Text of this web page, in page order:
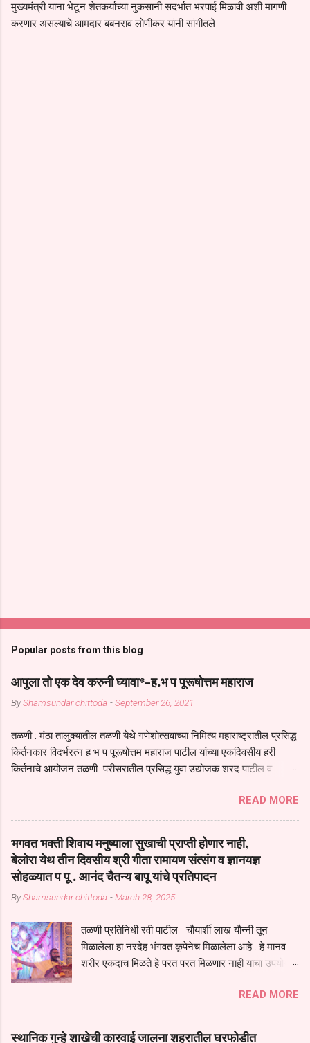
मुख्यमंत्री याना भेटून शेतकर्याच्या नुकसानी सदर्भात भरपाई मिळावी अशी मागणी
करणार असल्याचे आमदार बबनराव लोणीकर यांनी सांगीतले
Popular posts from this blog
आपुला तो एक देव करुनी घ्यावा*-ह.भ प पूरूषोत्तम महाराज
ByShamsundar chittoda -September 26, 2021
तळणी : मंठा तालुक्यातील तळणी येथे गणेशोत्सवाच्या निमित्य महाराष्ट्रातील प्रसिद्ध
किर्तनकार विदर्भरत्न ह भ प पूरूषोत्तम महाराज पाटील यांच्या एकदिवसीय हरी
किर्तनाचे आयोजन तळणी परीसरातील प्रसिद्ध युवा उद्योजक शरद पाटील व
तुकाराम महाराज यांच्या *आपुला तो एक देव करुनी घ्यावा* *तेणे विन जिवा सुख
नोहे* *येरती माईक दुःखाची जनीती* *नाही आदी अंती अवसान* या अभंगावर
सुंदर निरूपण केले सध्य स्थितीचा काळ हा मानव जातीच्या परीक्षेचा काळ आहे
धर्ममंडपात बसलेली लोक ही खरच भाग्यवान आहेत कोरोना सारख्या महामारीत आपंण
जिवंत आहोत या महामारीतून जर आपल्याला वाचायचे असेल तर धार्मीक विचाराचा
आधार आपल्याला घ्यावाच लागेल महामारीच्या काळात वारकरी सप्रदायच खूप मोठा
आधार आहे सध्य स्थितीत मानव जातीची मानसीक अवस्था सक्षम असणे गरजेचे आहे
सगळ्याना करून दीली आहे मनुष्याच्या आयुष्यातील नामसाधना ही त्याच्यासाठी खूप
मोठा आधार असते परतू आज काल तीच साधना करण्याचा आळस आ...
READ MORE
भगवत भक्ती शिवाय मनुष्याला सुखाची प्राप्ती होणार नाही,
बेलोरा येथ तीन दिवसीय श्री गीता रामायण संत्संग व ज्ञानयज्ञ
सोहळ्यात प पू . आनंद चैतन्य बापू यांचे प्रतिपादन
ByShamsundar chittoda -March 28, 2025
तळणी प्रतिनिधी रवी पाटील चौयार्शी लाख यौन्नी तून
मिळालेला हा नरदेह भंगवत कृपेनेच मिळालेला आहे . हे मानव
शरीर एकदाच मिळते हे परत परत मिळणार नाही याचा उपयोग
संचय सारखे असतील तेव्हाच मनुष्य जन्म मिळतो . . परतू
पुण्याचा संचय जर जास्त असेल तर तुम्हाला स्वर्गातील देवत्व
प्राप्त झाल्याशिवाय राहणार नाही . मानव शरीर हे हिर्यापेक्षा
READ MORE
स्थानिक गुन्हे शाखेची कारवाई जालना शहरातील घरफोडीत